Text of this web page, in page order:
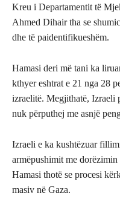
Kreu i Departamentit të
Ahmed Dihair tha se
dhe të paidentifikueshëm.
Hamasi deri më tani ka
kthyer eshtrat e 21 nga 28
izraelitë. Megjithatë, Izraeli
nuk përputhej me asnjë
Izraeli e ka kushtëzuar
armëpushimit me
Hamasi thotë se procesi
masiv në Gaza.